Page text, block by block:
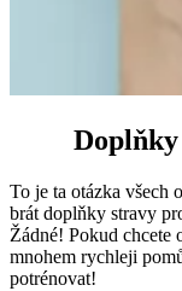
To je ta otázka všech
brát doplňky stravy
Žádné! Pokud chcete
mnohem rychleji
potrénovat!